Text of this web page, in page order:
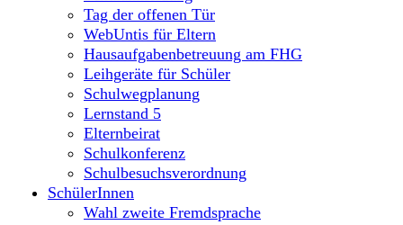
Tag der offenen Tür
WebUntis für Eltern
Hausaufgabenbetreuung am FHG
Leihgeräte für Schüler
Schulwegplanung
Lernstand 5
Elternbeirat
Schulkonferenz
Schulbesuchsverordnung
SchülerInnen
Wahl zweite Fremdsprache